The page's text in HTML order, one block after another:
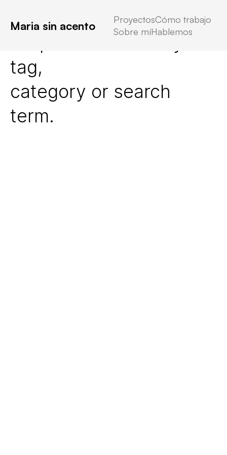
Maria sin acento ProyectosCómo trabajo
Sobre míHablemos
No posts found for your
tag,
category or search
term.